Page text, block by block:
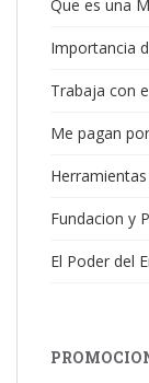
Que es una
Importancia
Trabaja con
Me pagan
Fundacion y
El Poder del